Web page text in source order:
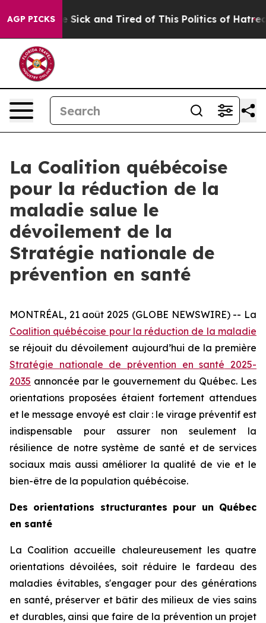
AGP PICKSAre Sick and Tired of This Politics of Hatred”
La Coalition québécoise
pour la réduction de la
maladie salue le
dévoilement de la
Stratégie nationale de
prévention en santé
MONTRÉAL, 21 août 2025 (GLOBE NEWSWIRE) -- La
Coalition québécoise pour la réduction de la maladie
se réjouit du dévoilement aujourd’hui de la première
Stratégie nationale de prévention en santé 2025-
2035 annoncée par le gouvernement du Québec. Les
orientations proposées étaient fortement attendues
et le message envoyé est clair : le virage préventif est
indispensable pour assurer non seulement la
résilience de notre système de santé et de services
sociaux mais aussi améliorer la qualité de vie et le
bien-être de la population québécoise.
Des orientations structurantes pour un Québec
en santé
La Coalition accueille chaleureusement les quatre
orientations dévoilées, soit réduire le fardeau des
maladies évitables, s'engager pour des générations
en santé, préserver et bâtir des milieux de vies sains
et durables, ainsi que faire de la prévention un projet